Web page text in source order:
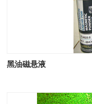
黑油磁悬液